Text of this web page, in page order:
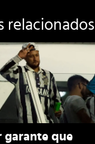
relacionados
garante que